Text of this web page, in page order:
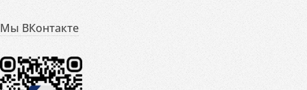
Мы ВКонтакте